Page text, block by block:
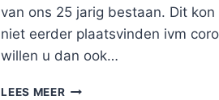
van ons 25 jarig bestaan. Dit kon
niet eerder plaatsvinden ivm
willen u dan ook…
LEES MEEROPENDAGEN